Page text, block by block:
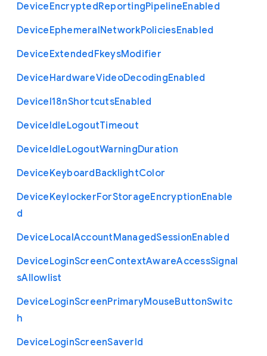
DeviceEncryptedReportingPipelineEnabled
DeviceEphemeralNetworkPoliciesEnabled
DeviceExtendedFkeysModifier
DeviceHardwareVideoDecodingEnabled
DeviceI18nShortcutsEnabled
DeviceIdleLogoutTimeout
DeviceIdleLogoutWarningDuration
DeviceKeyboardBacklightColor
DeviceKeylockerForStorageEncryptionEnable
d
DeviceLocalAccountManagedSessionEnabled
DeviceLoginScreenContextAwareAccessSignal
sAllowlist
DeviceLoginScreenPrimaryMouseButtonSwitc
h
DeviceLoginScreenSaverId